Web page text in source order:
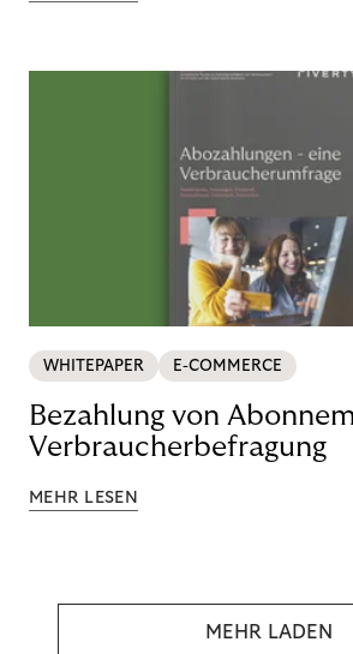
WHITEPAPER E-COMMERCE
Bezahlung von
Verbraucherbefragung
MEHR LESEN
MEHR LADEN